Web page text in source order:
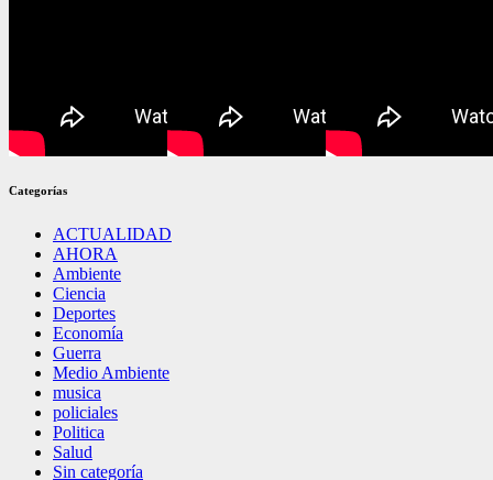
Categorías
ACTUALIDAD
AHORA
Ambiente
Ciencia
Deportes
Economía
Guerra
Medio Ambiente
musica
policiales
Politica
Salud
Sin categoría